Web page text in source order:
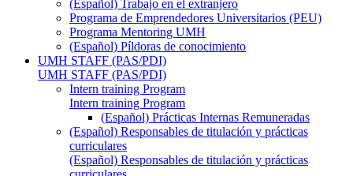
(Español) Trabajo en el extranjero
Programa de Emprendedores Universitarios (PEU)
Programa Mentoring UMH
(Español) Píldoras de conocimiento
UMH STAFF (PAS/PDI)
UMH STAFF (PAS/PDI)
Intern training Program
Intern training Program
(Español) Prácticas Internas Remuneradas
(Español) Responsables de titulación y prácticas
curriculares
(Español) Responsables de titulación y prácticas